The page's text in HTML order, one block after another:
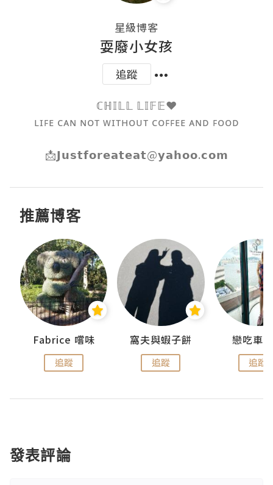
星級博客
耍廢小女孩
追蹤
ℂℍ𝕀𝕃𝕃 𝕃𝕀𝔽𝔼❤️
ʟɪꜰᴇ ᴄᴀɴ ɴᴏᴛ ᴡɪᴛʜᴏᴜᴛ ᴄᴏꜰꜰᴇᴇ ᴀɴᴅ ꜰᴏᴏᴅ
📩𝗝𝘂𝘀𝘁𝗳𝗼𝗿𝗲𝗮𝘁𝗲𝗮𝘁@𝘆𝗮𝗵𝗼𝗼.𝗰𝗼𝗺
推薦博客
Fabrice 嚐味
追蹤
窩夫與蝦子餅
追蹤
戀吃車
追蹤
發表評論